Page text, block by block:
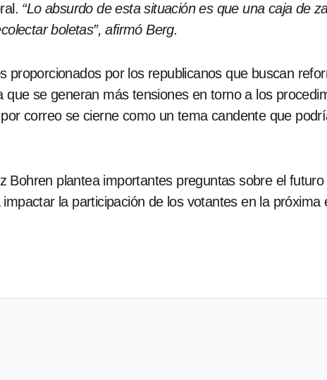
“Lo absurdo de esta situación es que una caja de
boletas”, afirmó Berg.
proporcionados por los republicanos que buscan
que se generan más tensiones en torno a los
correo se cierne como un tema candente que
Bohren plantea importantes preguntas sobre el
la participación de los votantes en la próxima